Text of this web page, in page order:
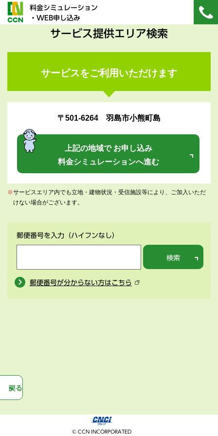
料金シミュレーション
・WEB申し込み
サービス提供エリア検索
サービスをご利用いただけます
〒501-6264 羽島市小熊町島
上記の地域で お申し込み
料金シミュレーションへ進む
※サービスエリア内でも立地・建物状況・受信施設等により、ご加入いただ
けない場合がございます。
郵便番号を入力 （ハイフンなし）
検索
郵便番号が分からない方はこちら
戻る
© CCN INCORPORATED